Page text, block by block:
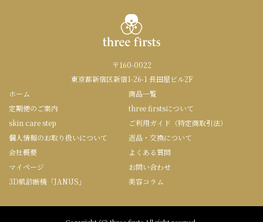
〒160-0022
東京都新宿区新宿1-26-1 長田屋ビル2F
ホーム
商品一覧
定期便のご案内
three firstsについて
skin care step
ご利用ガイド（特定商取引法）
個人情報のお取り扱いについて
返品・交換について
会社概要
よくある質問
マイページ
お問い合わせ
3D肌診断機「JANUS」
美容コラム